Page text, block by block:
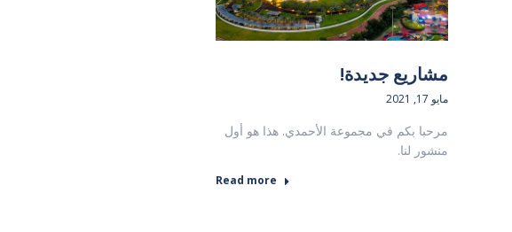
مشاريع جديدة!
مايو 17, 2021
مرحبا بكم في مجموعة الأحمدي. هذا هو أول
منشور لنا.
Read more